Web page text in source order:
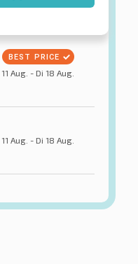
Aug. - Di 18 Aug.
Aug. - Di 18 Aug.